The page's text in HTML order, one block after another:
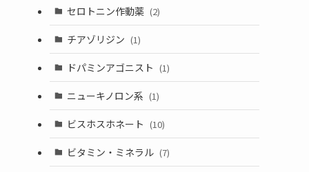
セロトニン作動薬 (2)
チアゾリジン (1)
ドパミンアゴニスト (1)
ニューキノロン系 (1)
ビスホスホネート (10)
ビタミン・ミネラル (7)